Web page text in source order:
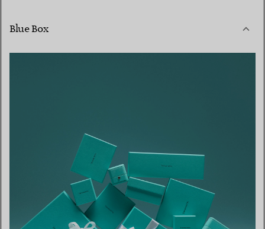
Blue Box